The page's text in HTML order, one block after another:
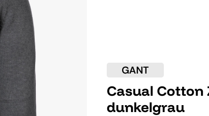
GANT
Casual Cotton
dunkelgrau